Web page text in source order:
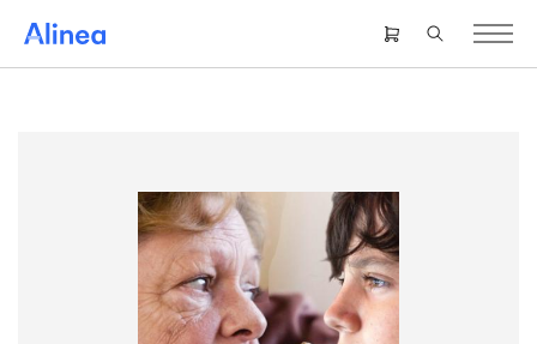
hovedindhold
Header
right